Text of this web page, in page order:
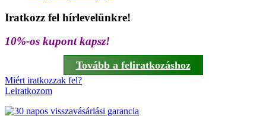
Iratkozz fel hírlevelünkre!
10%-os kupont kapsz!
Tovább a feliratkozáshoz
Miért iratkozzak fel?
Leiratkozom